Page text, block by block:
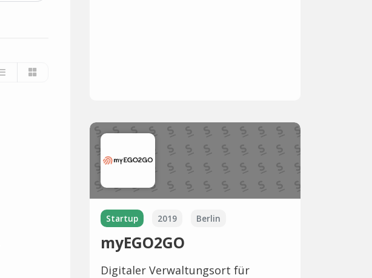
Startup 2019 Berlin
myEGO2GO
Digitaler Verwaltungsort für